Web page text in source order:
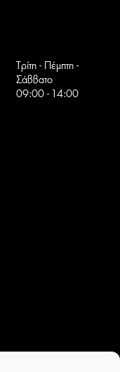
Tρίτη - Πέμπτη -
Σάββατο
09:00 - 14:00